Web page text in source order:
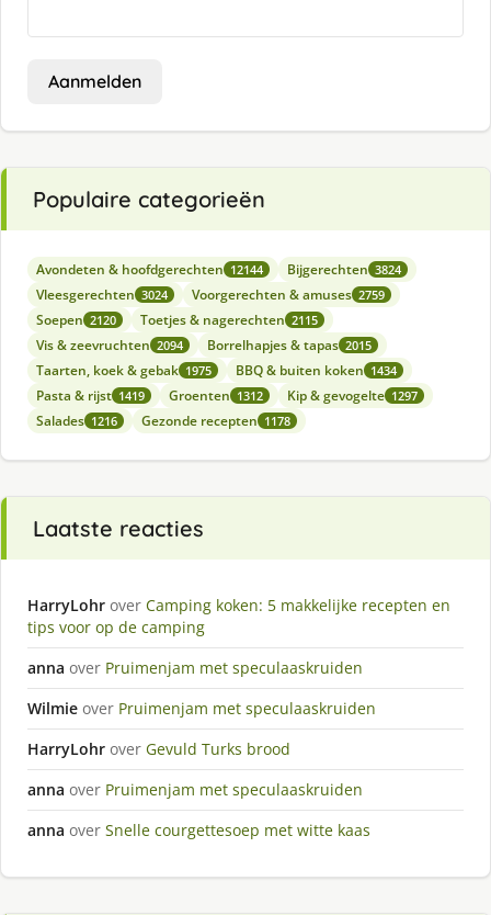
Aanmelden
Populaire categorieën
Avondeten & hoofdgerechten 12144 Bijgerechten 3824
Vleesgerechten 3024 Voorgerechten & amuses 2759
Soepen 2120 Toetjes & nagerechten 2115
Vis & zeevruchten 2094 Borrelhapjes & tapas 2015
Taarten, koek & gebak 1975 BBQ & buiten koken 1434
Pasta & rijst 1419 Groenten 1312 Kip & gevogelte 1297
Salades 1216 Gezonde recepten 1178
Laatste reacties
HarryLohr over Camping koken: 5 makkelijke recepten en
tips voor op de camping
anna over Pruimenjam met speculaaskruiden
Wilmie over Pruimenjam met speculaaskruiden
HarryLohr over Gevuld Turks brood
anna over Pruimenjam met speculaaskruiden
anna over Snelle courgettesoep met witte kaas